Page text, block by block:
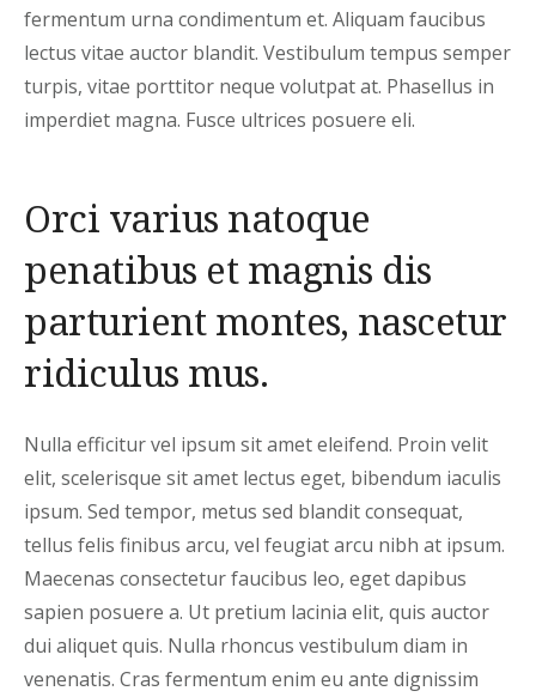
fermentum urna condimentum et. Aliquam faucibus
lectus vitae auctor blandit. Vestibulum tempus semper
turpis, vitae porttitor neque volutpat at. Phasellus in
imperdiet magna. Fusce ultrices posuere eli.
Orci varius natoque
penatibus et magnis dis
parturient montes, nascetur
ridiculus mus.
Nulla efficitur vel ipsum sit amet eleifend. Proin velit
elit, scelerisque sit amet lectus eget, bibendum iaculis
ipsum. Sed tempor, metus sed blandit consequat,
tellus felis finibus arcu, vel feugiat arcu nibh at ipsum.
Maecenas consectetur faucibus leo, eget dapibus
sapien posuere a. Ut pretium lacinia elit, quis auctor
dui aliquet quis. Nulla rhoncus vestibulum diam in
venenatis. Cras fermentum enim eu ante dignissim